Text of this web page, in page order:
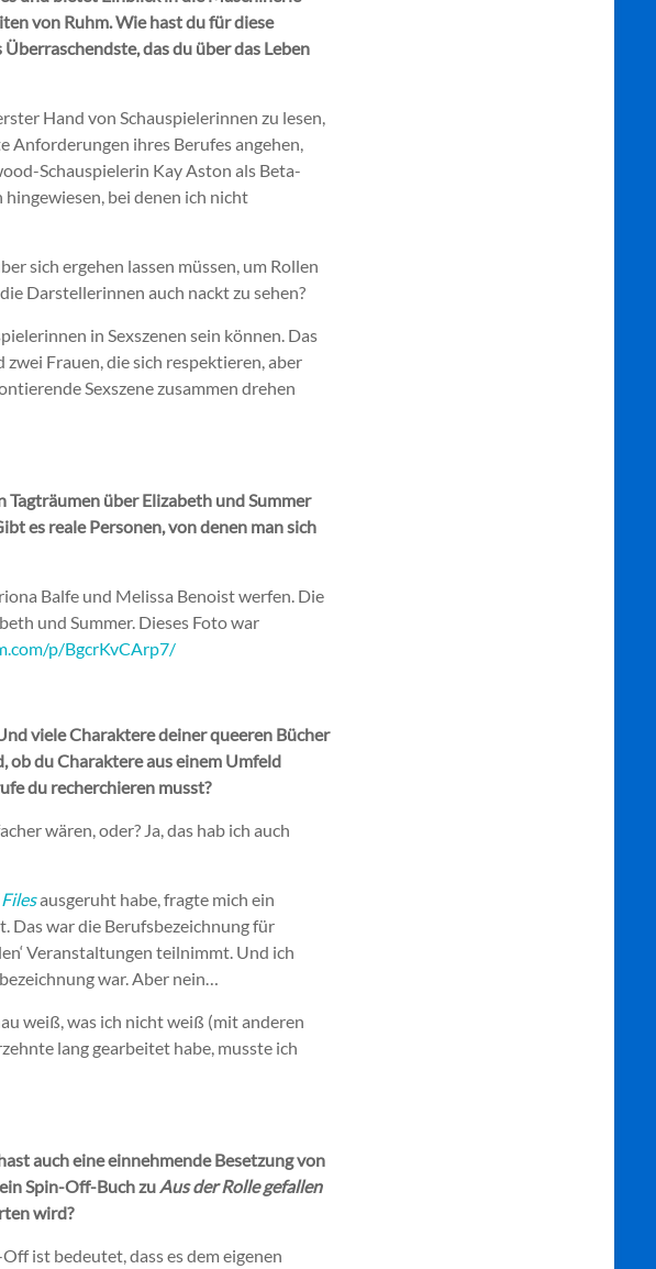
von Ruhm. Wie hast du für diese
das du über das Leben
Hand von Schauspielerinnen zu lesen,
Anforderungen ihres Berufes angehen,
Schauspielerin Kay Aston als Beta-
bei denen ich nicht
sich ergehen lassen müssen, um Rollen
Darstellerinnen auch nackt zu sehen?
in Sexszenen sein können. Das
zwei Frauen, die sich respektieren, aber
Sexszene zusammen drehen
Tagträumen über Elizabeth und Summer
es reale Personen, von denen man sich
Balfe und Melissa Benoist werfen. Die
und Summer. Dieses Foto war
p/BgcrKvCArp7/
viele Charaktere deiner queeren Bücher
ob du Charaktere aus einem Umfeld
du recherchieren musst?
wären, oder? Ja, das hab ich auch
ausgeruht habe, fragte mich ein
Das war die Berufsbezeichnung für
Veranstaltungen teilnimmt. Und ich
war. Aber nein…
weiß, was ich nicht weiß (mit anderen
lang gearbeitet habe, musste ich
auch eine einnehmende Besetzung von
Spin-Off-Buch zuAus der Rolle gefallen
wird?
ist bedeutet, dass es dem eigenen